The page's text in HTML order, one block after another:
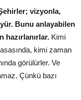
vizyonla,
Bunu anlayabilen
hazırlanırlar. Kimi
kimi zaman
görülürler. Ve
Çünkü bazı